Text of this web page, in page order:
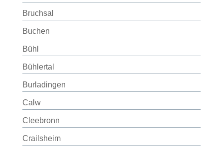
Bruchsal
Buchen
Bühl
Bühlertal
Burladingen
Calw
Cleebronn
Crailsheim